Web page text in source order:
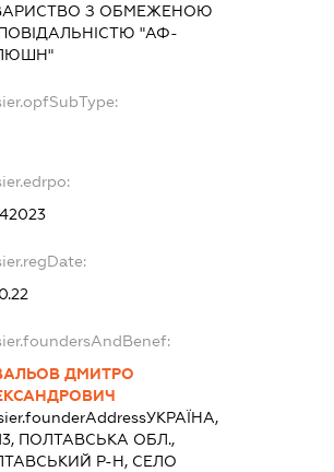
З ОБМЕЖЕНОЮ
"АФ-
ДМИТРО
УКРАЇНА,
ПОЛТАВСЬКА ОБЛ.,
Р-Н, СЕЛО